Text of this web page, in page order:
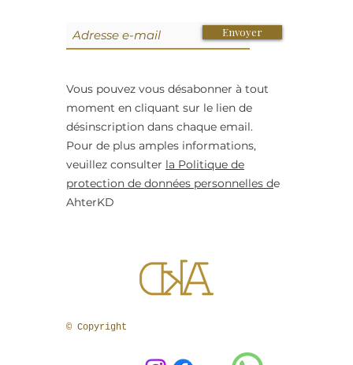
Envoyer
Vous pouvez vous désabonner à tout
moment en cliquant sur le lien de
désinscription dans chaque email.
Pour de plus amples informations,
veuillez consulter la Politique de
protection de données personnelles de
AhterKD
© Copyright